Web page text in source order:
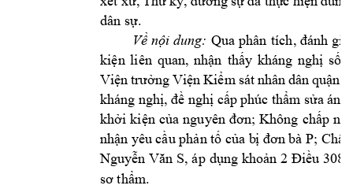
dân sự.
Về nội dung: Qua phân tích, đánh giá
kiện liên quan, nhận thấy kháng nghị số
Viện trưởng Viện Kiểm sát nhân dân quận
kháng nghị, đề nghị cấp phúc thẩm sửa án
khởi kiện của nguyên đơn; Không chấp nh
nhận yêu cầu phản tố của bị đơn bà P; Chấ
Nguyễn Văn S, áp dụng khoản 2 Điều 308
sơ thẩm.